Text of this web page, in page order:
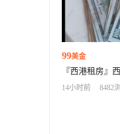
99美金
『西港租房』
源，砍价专家
14小时前 8482